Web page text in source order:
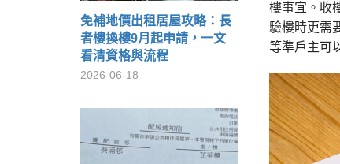
免補地價出租居屋攻略：長
者樓換樓9月起申請，一文
看清資格與流程
2026-06-18
樓事宜。收
驗樓時更需
等準戶主可